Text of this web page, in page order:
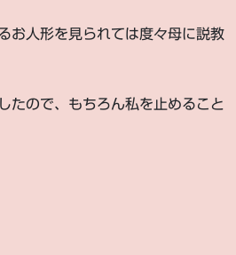
お人形を見られては度々母に説教
たので、もちろん私を止めること